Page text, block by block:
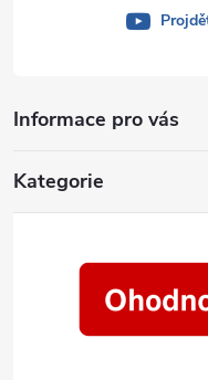
Informace pro vás
Kategorie